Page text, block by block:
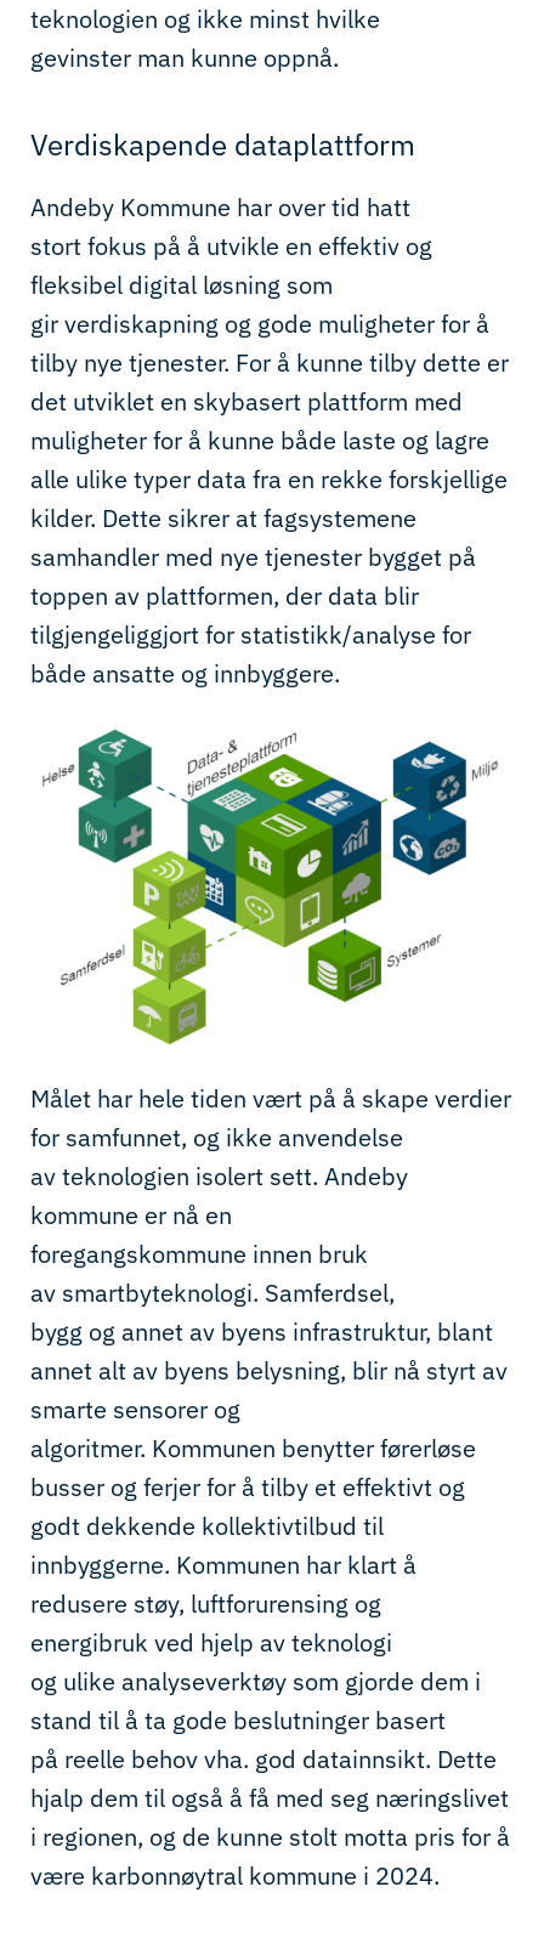
teknologien og ikke minst hvilke
gevinster man kunne oppnå.
Verdiskapende dataplattform
Andeby Kommune har over tid hatt
stortfokus på å utvikle en effektiv og
fleksibel digital løsning som
girverdiskapning og gode muligheter for å
tilby nye tjenester. For å kunne tilby dette er
det utviklet en skybasert plattform med
muligheter for å kunne både laste og lagre
alle ulike typer datafra en rekke forskjellige
kilder. Dette sikrer at fagsystemene
samhandler med nye tjenester bygget på
toppen av plattformen, der data blir
tilgjengeliggjort for statistikk/analyse for
både ansatte og innbyggere.
Målet har hele tiden vært på å skape verdier
for samfunnet, og ikke anvendelse
avteknologien isolert sett. Andeby
kommune er nå en
foregangskommune innen bruk
av smartbyteknologi. Samferdsel,
bygg og annet av byens infrastruktur, blant
annet alt av byens belysning, blir nå styrt av
smarte sensorer og
algoritmer. Kommunen benytter førerløse
busser og ferjerfor å tilby et effektivt og
godt dekkende kollektivtilbud til
innbyggerne. Kommunen har klart å
redusere støy, luftforurensing og
energibruk ved hjelp avteknologi
og ulike analyseverktøy som gjorde dem i
stand til å ta gode beslutninger basert
på reelle behov vha. god datainnsikt. Dette
hjalp dem til også å få med seg næringslivet
i regionen, og de kunne stolt motta pris for å
være karbonnøytral kommune i 2024.